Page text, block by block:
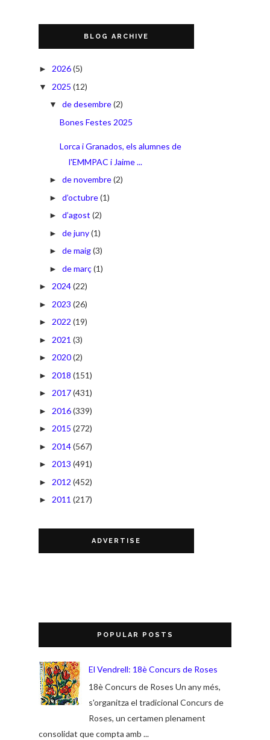
BLOG ARCHIVE
► 2026(5)
▼ 2025 (12)
▼ de desembre(2)
Bones Festes 2025
Lorca i Granados, els alumnes de
l'EMMPAC i Jaime ...
► de novembre(2)
► d’octubre(1)
► d’agost (2)
► de juny(1)
► de maig(3)
► de març(1)
► 2024(22)
► 2023 (26)
► 2022 (19)
► 2021 (3)
► 2020(2)
► 2018 (151)
► 2017(431)
► 2016(339)
► 2015 (272)
► 2014(567)
► 2013 (491)
► 2012 (452)
► 2011 (217)
ADVERTISE
POPULAR POSTS
El Vendrell: 18è Concurs de Roses
18è Concurs de Roses Un any més,
s'organitza el tradicional Concurs de
Roses, un certamen plenament
consolidat que compta amb ...